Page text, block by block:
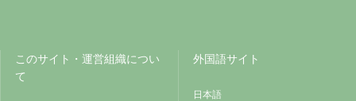
このサイト・運営組織につい
て
外国語サイト
日本語